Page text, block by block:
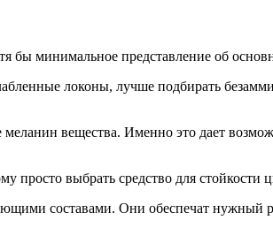
бы минимальное представление об
локоны, лучше подбирать
вещества. Именно это дает
выбрать средство для стойкости
составами. Они обеспечат нужный